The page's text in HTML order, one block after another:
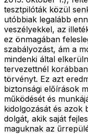
tesztpilóták közül
utóbbiak legalább
veszélyekkel, az
ez önmagában
szabályozást, ám a
mindenki által
tervezettnél
törvényt. Ez azt
biztonsági előírások
működését és
kidolgozását és azok
dolgát, akik saját
maguknak az